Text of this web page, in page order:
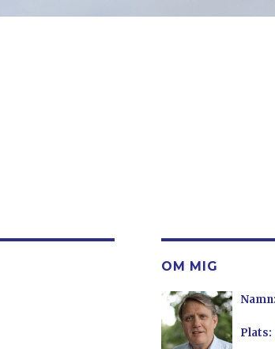
OM MIG
Namn:
Plats: